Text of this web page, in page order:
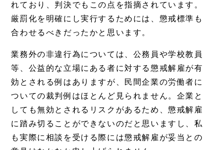
れており、判決でもこの点を指摘されています。
厳罰化を明確にし実行するためには、懲戒標準も
合わせるべきだったかと思います。
業務外の非違行為については、公務員や学校教員
等、公益的な立場にある者に対する懲戒解雇が有
効とされる例はありますが、民間企業の労働者に
ついての裁判例はほとんど見られません。企業と
しても無効とされるリスクがあるため、懲戒解雇
に踏み切ることができないのだと思いますし、私
も実際に相談を受ける際には懲戒解雇が妥当との